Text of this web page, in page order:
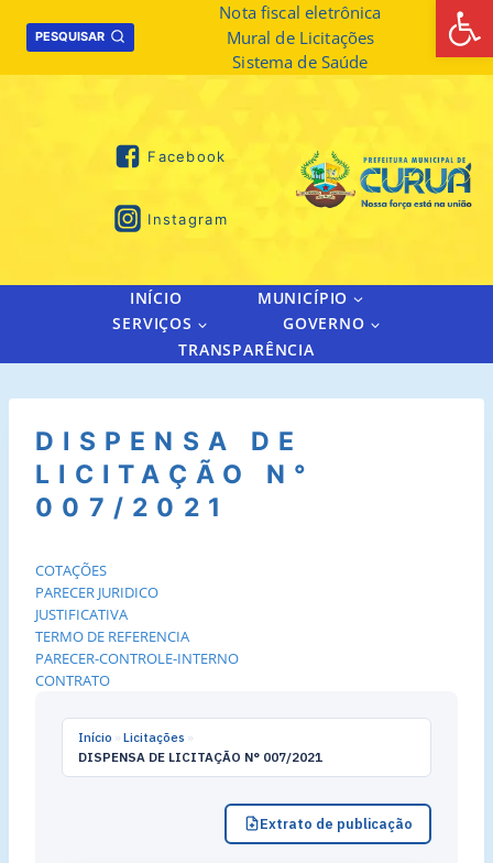
PESQUISAR
Nota fiscal eletrônica
Mural de Licitações
Sistema de Saúde
Facebook
Instagram
INÍCIO
MUNICÍPIO
SERVIÇOS
GOVERNO
TRANSPARÊNCIA
DISPENSA DE
LICITAÇÃO N°
007/2021
COTAÇÕES
PARECER JURIDICO
JUSTIFICATIVA
TERMO DE REFERENCIA
PARECER-CONTROLE-INTERNO
CONTRATO
Início » Licitações »
DISPENSA DE LICITAÇÃO N° 007/2021
Extrato de publicação